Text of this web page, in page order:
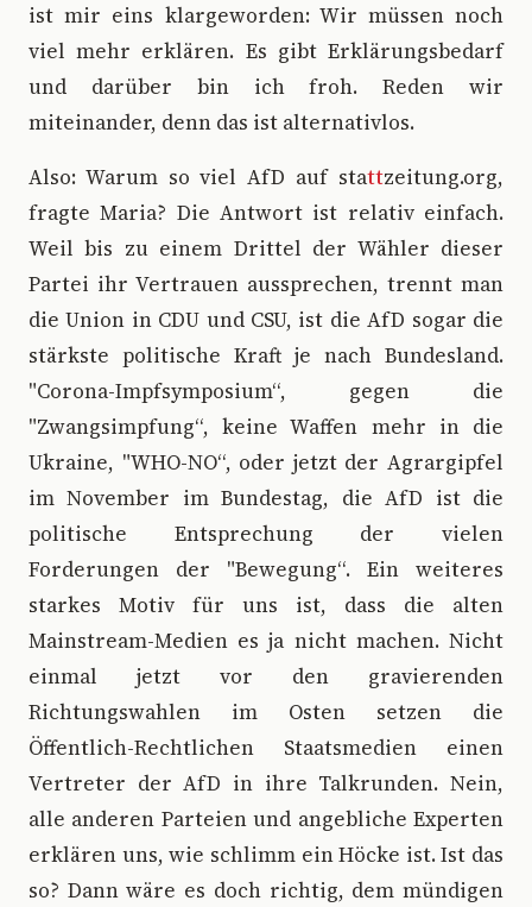
ist mir eins klargeworden: Wir müssen noch
viel mehr erklären. Es gibt Erklärungsbedarf
und darüber bin ich froh. Reden wir
miteinander, denn das ist alternativlos.
Also: Warum so viel AfD auf stattzeitung.org,
fragte Maria? Die Antwort ist relativ einfach.
Weil bis zu einem Drittel der Wähler dieser
Partei ihr Vertrauen aussprechen, trennt man
die Union in CDU und CSU, ist die AfD sogar die
stärkste politische Kraft je nach Bundesland.
"Corona-Impfsymposium“, gegen die
"Zwangsimpfung“, keine Waffen mehr in die
Ukraine, "WHO-NO“, oder jetzt der Agrargipfel
im November im Bundestag, die AfD ist die
politische Entsprechung der vielen
Forderungen der "Bewegung“. Ein weiteres
starkes Motiv für uns ist, dass die alten
Mainstream-Medien es ja nicht machen. Nicht
einmal jetzt vor den gravierenden
Richtungswahlen im Osten setzen die
Öffentlich-Rechtlichen Staatsmedien einen
Vertreter der AfD in ihre Talkrunden. Nein,
alle anderen Parteien und angebliche Experten
erklären uns, wie schlimm ein Höcke ist. Ist das
so? Dann wäre es doch richtig, dem mündigen